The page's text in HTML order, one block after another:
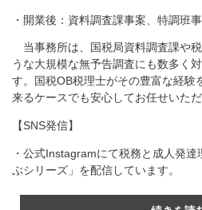
・開業後：資料調査課事案、特調班
当事務所は、国税局資料調査課や
うな大規模な無予告調査にも数多く
す。国税OB税理士がその豊富な経験
来るケースでも安心してお任せいただ
【SNS発信】
・公式Instagramにて税務と成人発
ぶシリーズ」を配信しています。